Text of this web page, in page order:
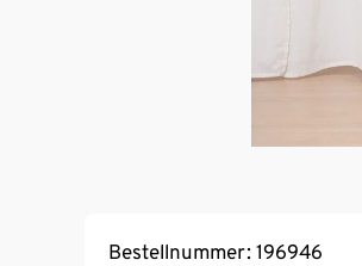
Bestellnummer: 196946